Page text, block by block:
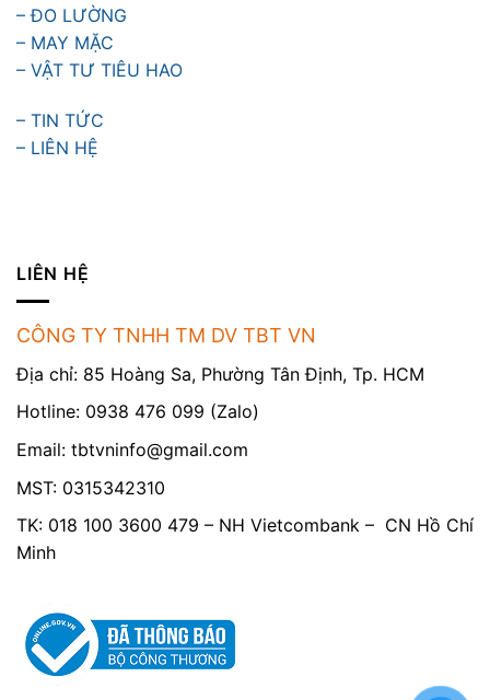
– ĐO LƯỜNG
– MAY MẶC
– VẬT TƯ TIÊU HAO
– TIN TỨC
– LIÊN HỆ
LIÊN HỆ
CÔNG TY TNHH TM DV TBT VN
Địa chỉ: 85 Hoàng Sa, Phường Tân Định, Tp. HCM
Hotline: 0938 476 099 (Zalo)
Email: tbtvninfo@gmail.com
MST: 0315342310
TK: 018 100 3600 479 – NH Vietcombank – CN Hồ Chí
Minh